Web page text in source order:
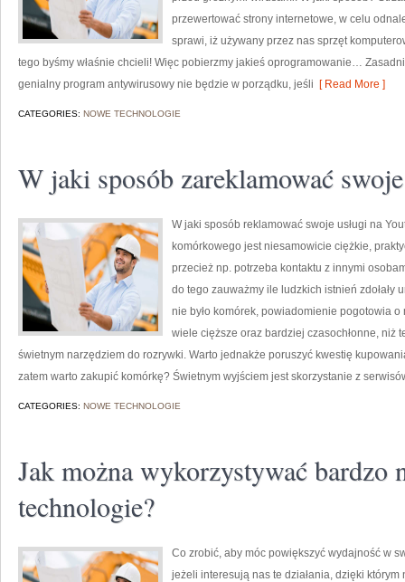
przewertować strony internetowe, w celu
sprawi, iż używany przez nas sprzęt
tego byśmy właśnie chcieli! Więc pobierzmy jakieś oprogramowanie…
genialny program antywirusowy nie będzie w porządku, jeśli [ Read More ]
CATEGORIES: NOWE TECHNOLOGIE
W jaki sposób zareklamować
W jaki sposób reklamować swoje usługi na
komórkowego jest niesamowicie ciężkie,
przecież np. potrzeba kontaktu z innymi
do tego zauważmy ile ludzkich istnień zdołały
nie było komórek, powiadomienie pogotowia
wiele cięższe oraz bardziej czasochłonne, niż
świetnym narzędziem do rozrywki. Warto jednakże poruszyć kwestię
zatem warto zakupić komórkę? Świetnym wyjściem jest skorzystanie z
CATEGORIES: NOWE TECHNOLOGIE
Jak można wykorzystywać bardzo
technologie?
Co zrobić, aby móc powiększyć wydajność w
jeżeli interesują nas te działania, dzięki